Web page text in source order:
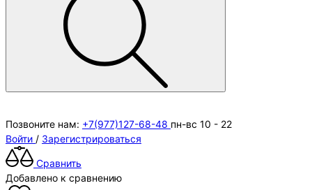
Позвоните нам: +7(977)127-68-48 пн-вс 10 - 22
Войти / Зарегистрироваться
Сравнить
Добавлено к сравнению